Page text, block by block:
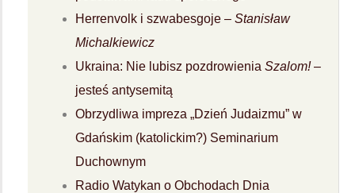
Herrenvolk i szwabesgoje – Stanisław
Michalkiewicz
Ukraina: Nie lubisz pozdrowienia Szalom!–
jesteś antysemitą
Obrzydliwa impreza „Dzień Judaizmu” w
Gdańskim (katolickim?) Seminarium
Duchownym
Radio Watykan o Obchodach Dnia